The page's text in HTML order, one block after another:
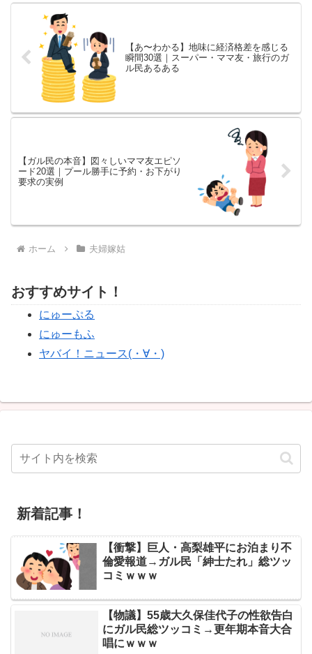
【あ〜わかる】地味に経済格差を感じる
瞬間30選｜スーパー・ママ友・旅行のガ
ル民あるある
【ガル民の本音】図々しいママ友エピソ
ード20選｜プール勝手に予約・お下がり
要求の実例
ホーム 夫婦嫁姑
おすすめサイト！
にゅーぷる
にゅーもふ
ヤバイ！ニュース(・∀・)
新着記事！
【衝撃】巨人・高梨雄平にお泊まり不
倫愛報道→ガル民「紳士たれ」総ツッ
コミｗｗｗ
【物議】55歳大久保佳代子の性欲告白
にガル民総ツッコミ→更年期本音大合
唱にｗｗｗ